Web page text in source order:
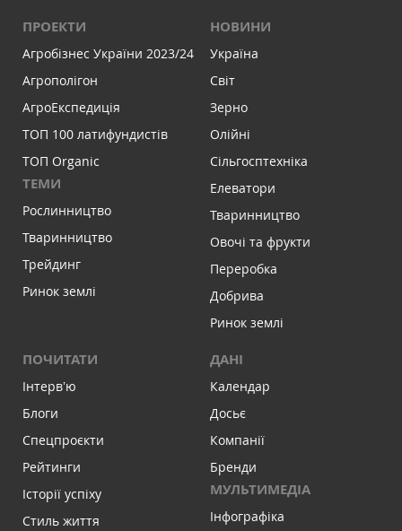
ПРОЕКТИ
Агробізнес України 2023/24
Агрополігон
АгроЕкспедиція
ТОП 100 латифундистів
ТОП Organic
ТЕМИ
Рослинництво
Тваринництво
Трейдинг
Ринок землі
НОВИНИ
Україна
Світ
Зерно
Олійні
Сільгосптехніка
Елеватори
Тваринництво
Овочі та фрукти
Переробка
Добрива
Ринок землі
ПОЧИТАТИ
Інтервʼю
Блоги
Спецпроєкти
Рейтинги
Історії успіху
Стиль життя
ДАНІ
Календар
Досьє
Компанії
Бренди
МУЛЬТИМЕДІА
Інфографіка